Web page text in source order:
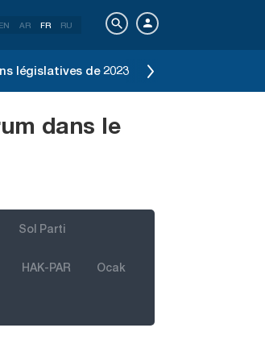
EN AR FR RU
législatives de 2023
dans le
Sol Parti
HAK-PAR Ocak